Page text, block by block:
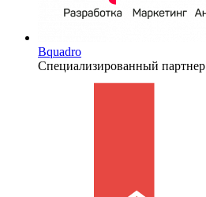
Bquadro
Специализированный партнер